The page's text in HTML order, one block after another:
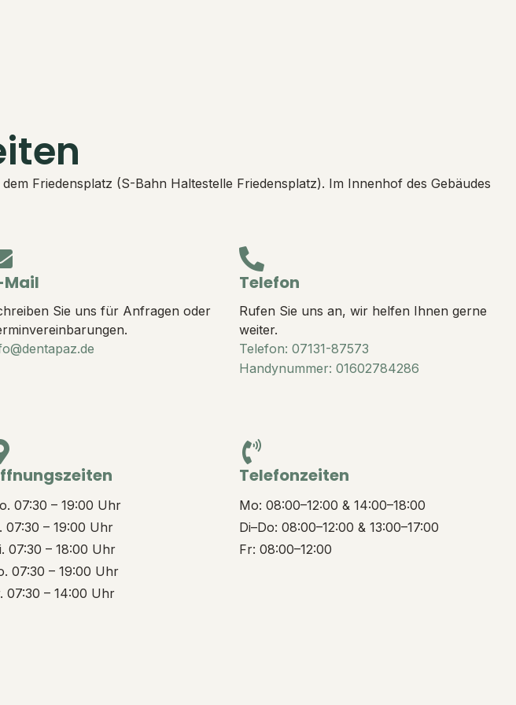
Friedensplatz (S-Bahn Haltestelle Friedensplatz). Im Innenhof des Gebäudes
Mail
Sie uns für Anfragen oder
Telefon
Rufen Sie uns an, wir helfen Ihnen gerne
weiter.
Telefon: 07131-87573
Handynummer: 01602784286
07:30 – 19:00 Uhr
07:30 – 19:00 Uhr
07:30 – 18:00 Uhr
07:30 – 19:00 Uhr
07:30 – 14:00 Uhr
Telefonzeiten
Mo: 08:00–12:00 & 14:00–18:00
Di–Do: 08:00–12:00 & 13:00–17:00
Fr: 08:00–12:00